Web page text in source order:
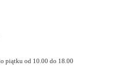
piątku od 10.00 do 18.00